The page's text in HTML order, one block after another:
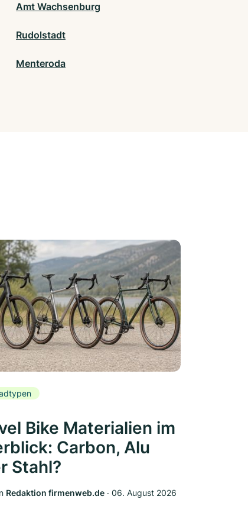
Amt Wachsenburg
Rudolstadt
Menteroda
Bike Materialien im
Carbon, Alu
Stahl?
Redaktion firmenweb.de ‧ 06. August 2026